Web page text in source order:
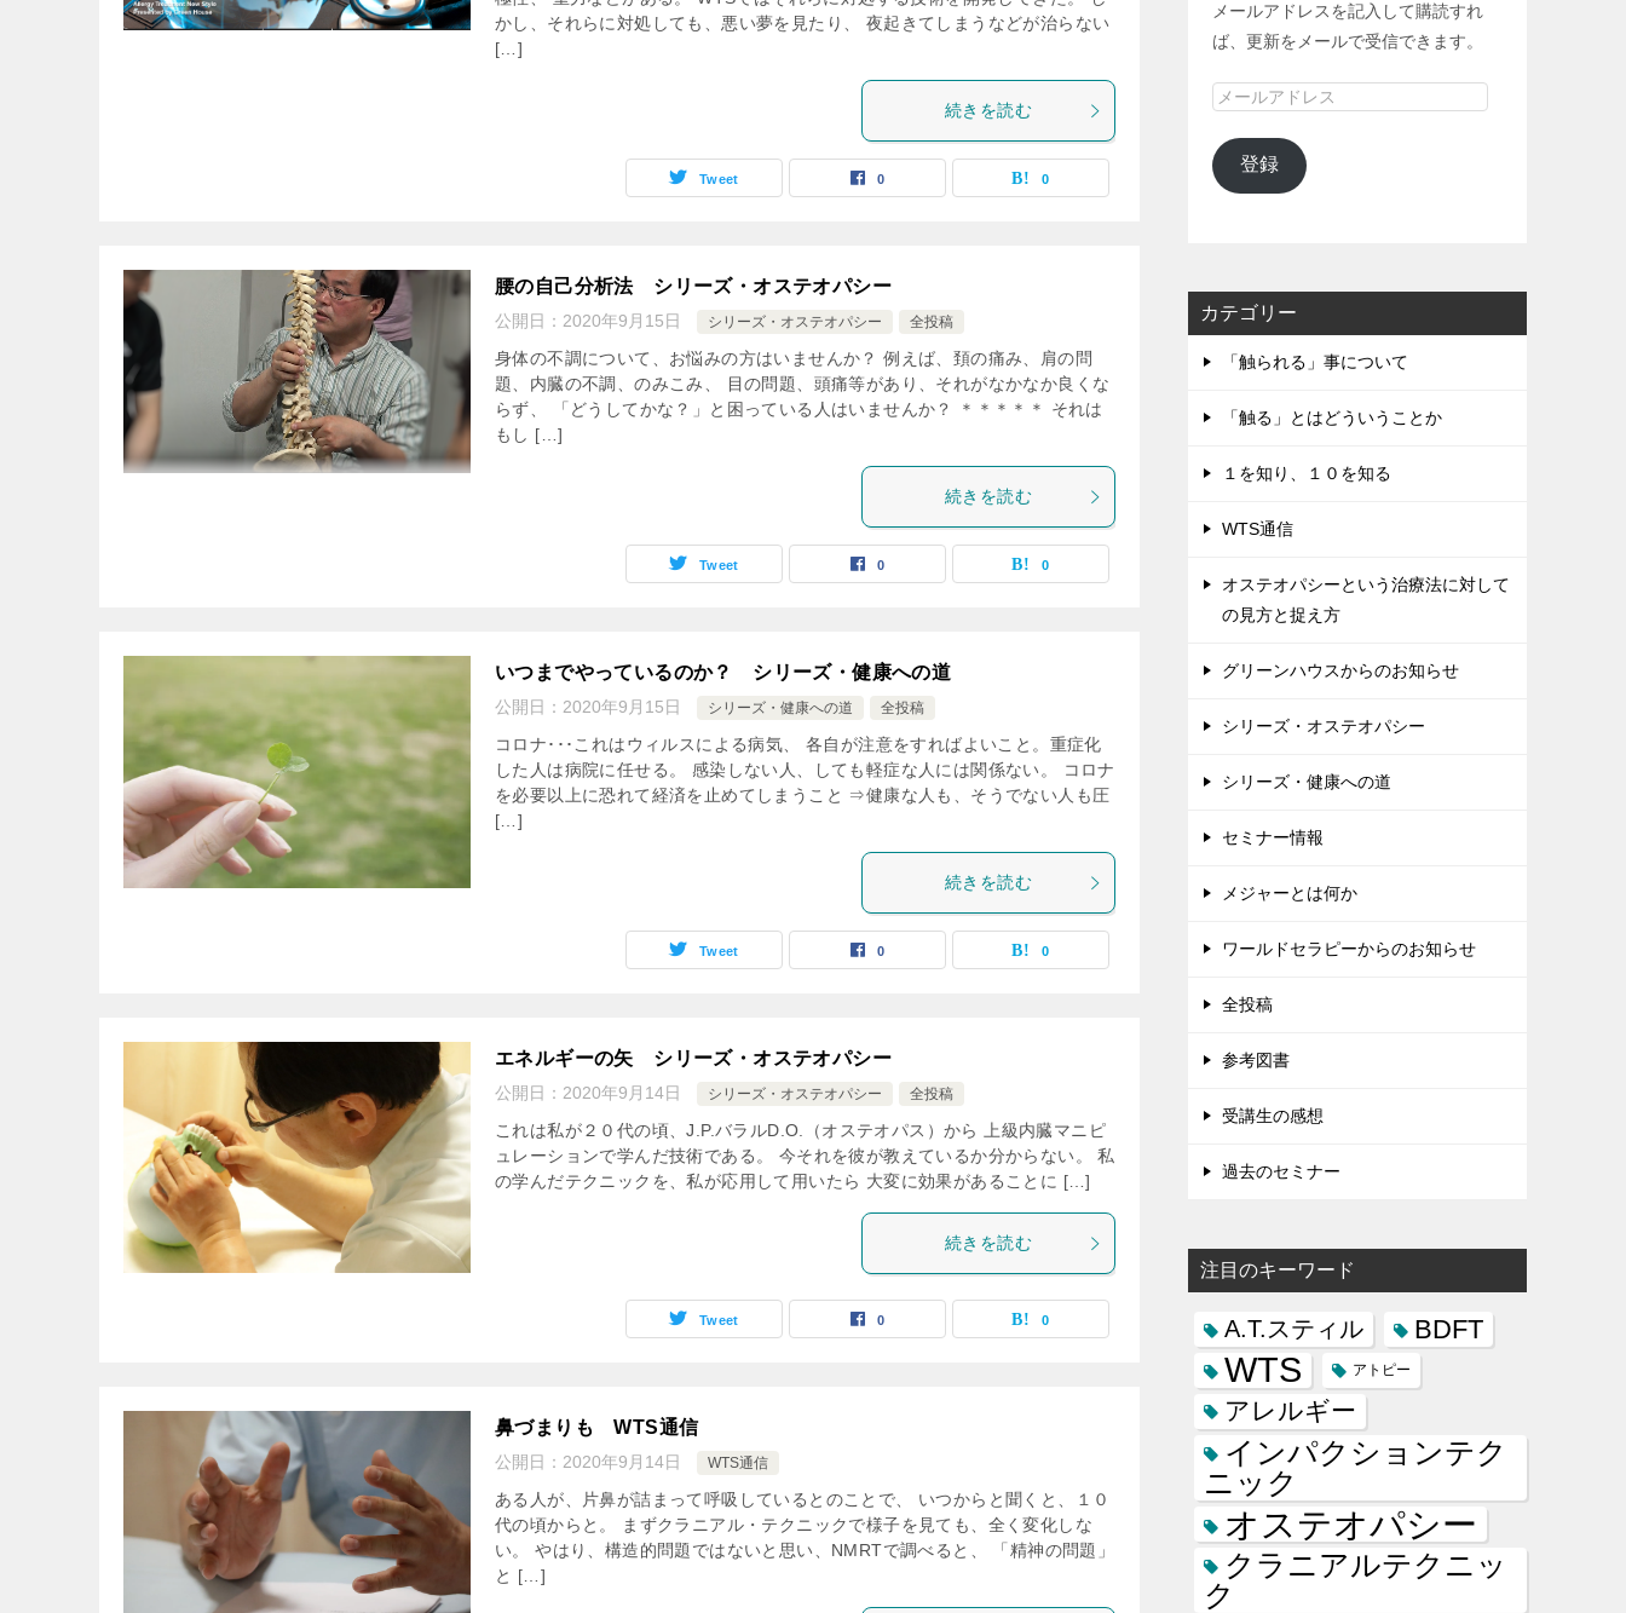
かし、それらに対処しても、悪い夢を見たり、 夜起きてしまうなどが治らない
[…]
続きを読む
Tweet 0 0
腰の自己分析法 シリーズ・オステオパシー
公開日： 2020年9月15日 シリーズ・オステオパシー 全投稿
身体の不調について、お悩みの方はいませんか？ 例えば、頚の痛み、肩の問
題、内臓の不調、のみこみ、 目の問題、頭痛等があり、それがなかなか良くな
らず、 「どうしてかな？」と困っている人はいませんか？ ＊＊＊＊＊ それは
もし […]
続きを読む
Tweet 0 0
いつまでやっているのか？ シリーズ・健康への道
公開日： 2020年9月15日 シリーズ・健康への道 全投稿
コロナ･･･これはウィルスによる病気、 各自が注意をすればよいこと。重症化
した人は病院に任せる。 感染しない人、しても軽症な人には関係ない。 コロナ
を必要以上に恐れて経済を止めてしまうこと ⇒健康な人も、そうでない人も圧
[…]
続きを読む
Tweet 0 0
エネルギーの矢 シリーズ・オステオパシー
公開日： 2020年9月14日 シリーズ・オステオパシー 全投稿
これは私が２０代の頃、J.P.バラルD.O.（オステオパス）から 上級内臓マニピ
ュレーションで学んだ技術である。 今それを彼が教えているか分からない。 私
の学んだテクニックを、私が応用して用いたら 大変に効果があることに […]
続きを読む
Tweet 0 0
鼻づまりも WTS通信
公開日： 2020年9月14日 WTS通信
ある人が、片鼻が詰まって呼吸しているとのことで、 いつからと聞くと、１０
代の頃からと。 まずクラニアル・テクニックで様子を見ても、全く変化しな
い。 やはり、構造的問題ではないと思い、NMRTで調べると、 「精神の問題」
と […]
メールアドレスを記入して購読すれ
ば、更新をメールで受信できます。
メ
ル
ア
登録
カテゴリー
「触られる」事について
「触る」とはどういうことか
１を知り、１０を知る
WTS通信
オステオパシーという治療法に対して
の見方と捉え方
グリーンハウスからのお知らせ
シリーズ・オステオパシー
シリーズ・健康への道
セミナー情報
メジャーとは何か
ワールドセラピーからのお知らせ
全投稿
参考図書
受講生の感想
過去のセミナー
注目のキーワード
A.T.スティル BDFT
WTS アトピー
アレルギー
インパクションテク
ニック
オステオパシー
クラニアルテクニッ
ク